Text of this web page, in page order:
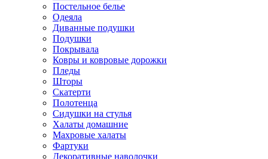
Постельное белье
Одеяла
Диванные подушки
Подушки
Покрывала
Ковры и ковровые дорожки
Пледы
Шторы
Скатерти
Полотенца
Сидушки на стулья
Халаты домашние
Махровые халаты
Фартуки
Декоративные наволочки